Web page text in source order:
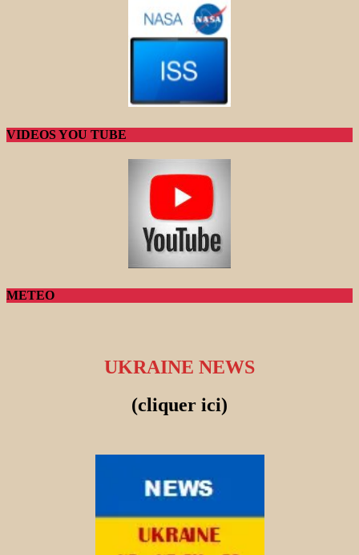
VIDEOS YOU TUBE
METEO
UKRAINE NEWS
(cliquer ici)